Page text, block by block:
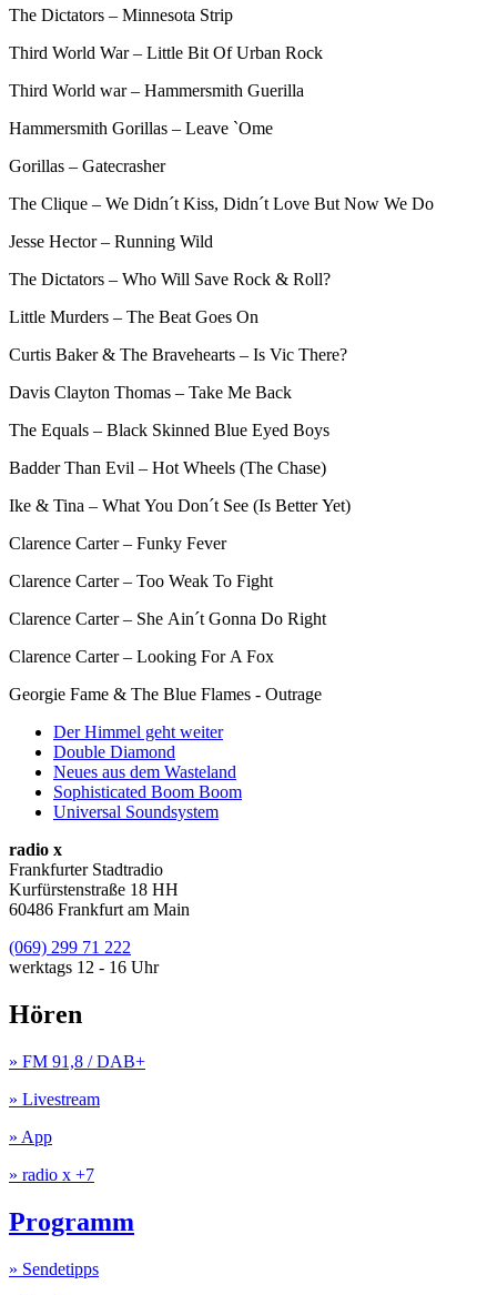
The Dictators – Minnesota Strip
Third World War – Little Bit Of Urban Rock
Third World war – Hammersmith Guerilla
Hammersmith Gorillas – Leave `Ome
Gorillas – Gatecrasher
The Clique – We Didn´t Kiss, Didn´t Love But Now We Do
Jesse Hector – Running Wild
The Dictators – Who Will Save Rock & Roll?
Little Murders – The Beat Goes On
Curtis Baker & The Bravehearts – Is Vic There?
Davis Clayton Thomas – Take Me Back
The Equals – Black Skinned Blue Eyed Boys
Badder Than Evil – Hot Wheels (The Chase)
Ike & Tina – What You Don´t See (Is Better Yet)
Clarence Carter – Funky Fever
Clarence Carter – Too Weak To Fight
Clarence Carter – She Ain´t Gonna Do Right
Clarence Carter – Looking For A Fox
Georgie Fame & The Blue Flames - Outrage
Der Himmel geht weiter
Double Diamond
Neues aus dem Wasteland
Sophisticated Boom Boom
Universal Soundsystem
radio x
Frankfurter Stadtradio
Kurfürstenstraße 18 HH
60486 Frankfurt am Main
(069) 299 71 222
werktags 12 - 16 Uhr
Hören
» FM 91,8 / DAB+
» Livestream
» App
» radio x +7
Programm
» Sendetipps